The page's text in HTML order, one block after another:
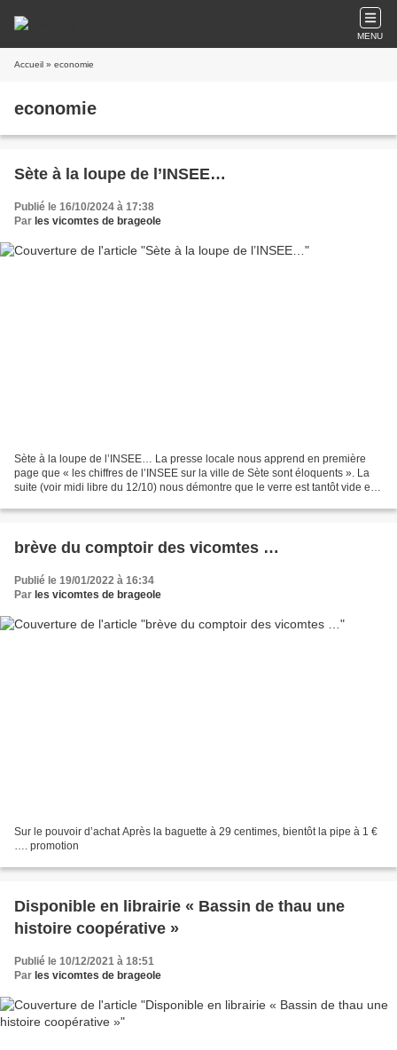
MENU
Accueil » economie
economie
Sète à la loupe de l’INSEE…
Publié le 16/10/2024 à 17:38
Par les vicomtes de brageole
Sète à la loupe de l’INSEE… La presse locale nous apprend en première
page que « les chiffres de l’INSEE sur la ville de Sète sont éloquents ». La
suite (voir midi libre du 12/10) nous démontre que le verre est tantôt vide et
brève du comptoir des vicomtes …
Publié le 19/01/2022 à 16:34
Par les vicomtes de brageole
Sur le pouvoir d’achat Après la baguette à 29 centimes, bientôt la pipe à 1 €
…. promotion
Disponible en librairie « Bassin de thau une
histoire coopérative »
Publié le 10/12/2021 à 18:51
Par les vicomtes de brageole